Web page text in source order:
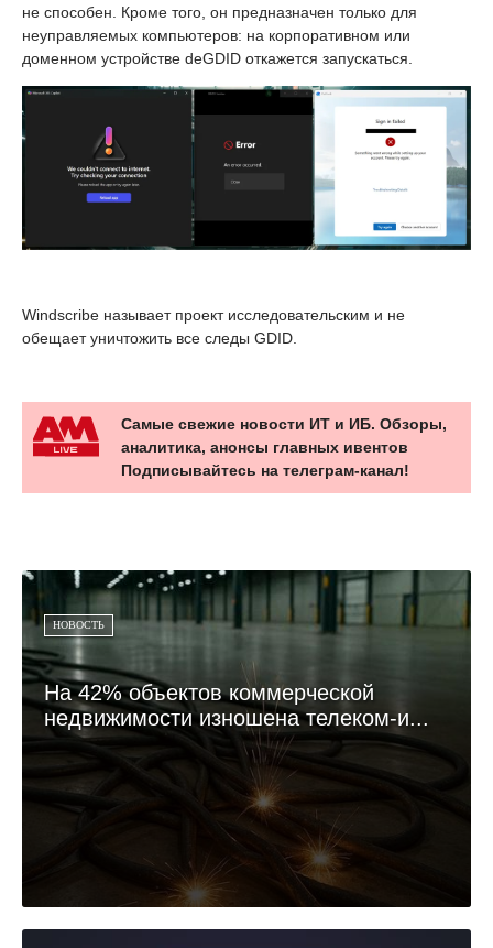
не способен. Кроме того, он предназначен только для
неуправляемых компьютеров: на корпоративном или
доменном устройстве deGDID откажется запускаться.
Windscribe называет проект исследовательским и не
обещает уничтожить все следы GDID.
Самые свежие новости ИТ и ИБ. Обзоры,
аналитика, анонсы главных ивентов
Подписывайтесь на телеграм-канал!
НОВОСТЬ
На 42% объектов коммерческой
недвижимости изношена телеком-и...